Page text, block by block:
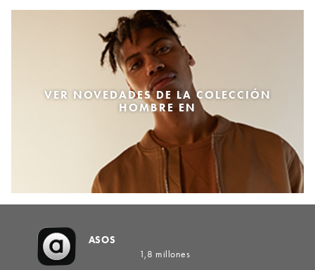
VER NOVEDADES DE LA COLECCIÓN
HOMBRE EN
ASOS
1,8 millones